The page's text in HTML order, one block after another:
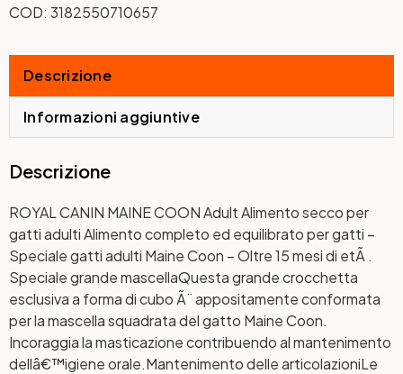
COD: 3182550710657
Descrizione
Informazioni aggiuntive
Descrizione
ROYAL CANIN MAINE COON Adult Alimento secco per
gatti adulti Alimento completo ed equilibrato per gatti –
Speciale gatti adulti Maine Coon – Oltre 15 mesi di etÃ .
Speciale grande mascellaQuesta grande crocchetta
esclusiva a forma di cubo Ã¨ appositamente conformata
per la mascella squadrata del gatto Maine Coon.
Incoraggia la masticazione contribuendo al mantenimento
dellâ€™igiene orale.Mantenimento delle articolazioniLe